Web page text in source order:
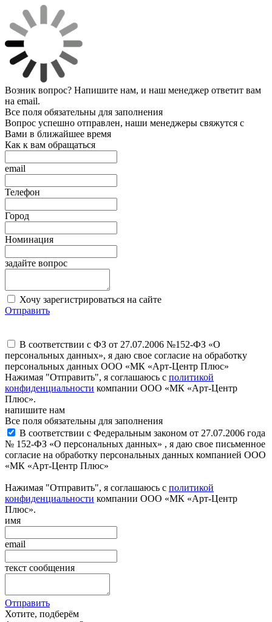
Возник вопрос? Напишите нам, и наш менеджер ответит вам
на email.
Все поля обязательны для заполнения
Вопрос успешно отправлен, наши менеджеры свяжутся с
Вами в ближайшее время
Как к вам обращаться
email
Телефон
Город
Номинация
задайте вопрос
Хочу зарегистрироваться на сайте
Отправить
В соответствии с ФЗ от 27.07.2006 №152-ФЗ «О
персональных данных», я даю свое согласие на обработку
персональных данных ООО «МК «Арт-Центр Плюс»
Нажимая "Отправить", я соглашаюсь с политикой
конфиденциальности компании ООО «МК «Арт-Центр
Плюс».
напишите нам
Все поля обязательны для заполнения
В соответствии с Федеральным законом от 27.07.2006 года
№ 152-ФЗ «О персональных данных» , я даю свое письменное
согласие на обработку персональных данных компанией ООО
«МК «Арт-Центр Плюс»
Нажимая "Отправить", я соглашаюсь с политикой
конфиденциальности компании ООО «МК «Арт-Центр
Плюс».
имя
email
текст сообщения
Отправить
Хотите, подберём